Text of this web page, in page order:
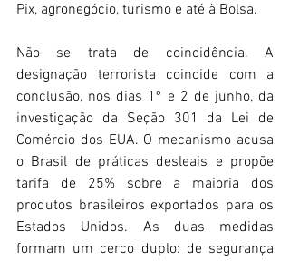
Pix, agronegócio, turismo e até à Bolsa.
Não se trata de coincidência. A
designação terrorista coincide com a
conclusão, nos dias 1º e 2 de junho, da
investigação da Seção 301 da Lei de
Comércio dos EUA. O mecanismo acusa
o Brasil de práticas desleais e propõe
tarifa de 25% sobre a maioria dos
produtos brasileiros exportados para os
Estados Unidos. As duas medidas
formam um cerco duplo: de segurança